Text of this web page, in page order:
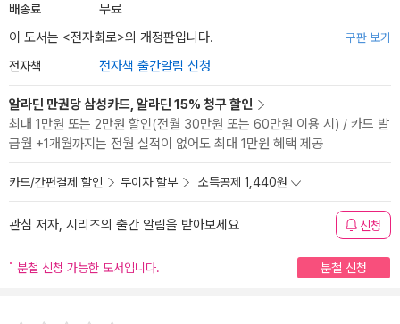
배송료
무료
이 도서는 <전자회로>의 개정판입니다. 구판 보기
전자책 전자책 출간알림 신청
알라딘 만권당 삼성카드, 알라딘 15% 청구 할인
최대 1만원 또는 2만원 할인(전월 30만원 또는 60만원 이용 시) / 카드 발
급월 +1개월까지는 전월 실적이 없어도 최대 1만원 혜택 제공
카드/간편결제 할인 무이자 할부 소득공제 1,440원
관심 저자, 시리즈의 출간 알림을 받아보세요 신청
분철 신청 가능한 도서입니다. 분철 신청